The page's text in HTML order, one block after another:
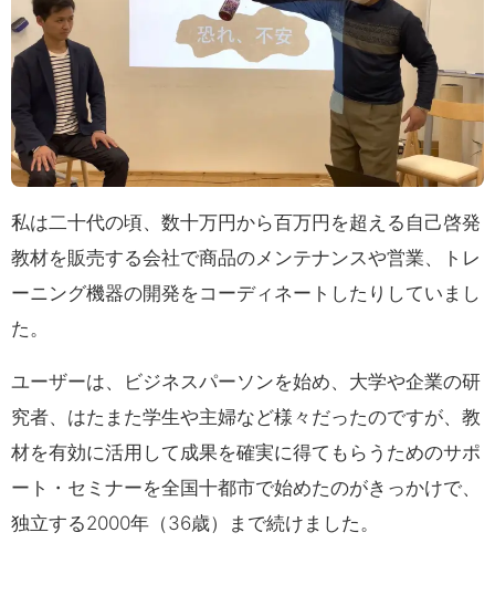
私は二十代の頃、数十万円から百万円を超える自己啓発
教材を販売する会社で商品のメンテナンスや営業、トレ
ーニング機器の開発をコーディネートしたりしていまし
た。
ユーザーは、ビジネスパーソンを始め、大学や企業の研
究者、はたまた学生や主婦など様々だったのですが、教
材を有効に活用して成果を確実に得てもらうためのサポ
ート・セミナーを全国十都市で始めたのがきっかけで、
独立する2000年（36歳）まで続けました。